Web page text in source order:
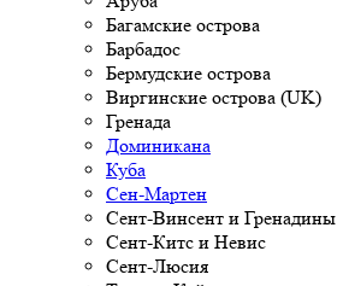
Багамские острова
Барбадос
Бермудские острова
Виргинские острова (UK)
Гренада
Доминикана
Куба
Сен-Мартен
Сент-Винсент и Гренадины
Сент-Китс и Невис
Сент-Люсия